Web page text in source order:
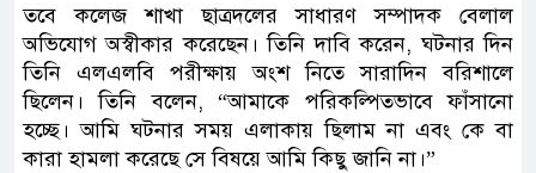
‎​তবে কলেজ শাখা ছাত্রদলের সাধারণ সম্পাদক বেলাল
অভিযোগ অস্বীকার করেছেন। তিনি দাবি করেন, ঘটনার দিন
তিনি এলএলবি পরীক্ষায় অংশ নিতে সারাদিন বরিশালে
ছিলেন। তিনি বলেন, “আমাকে পরিকল্পিতভাবে ফাঁসানো
হচ্ছে। আমি ঘটনার সময় এলাকায় ছিলাম না এবং কে বা
কারা হামলা করেছে সে বিষয়ে আমি কিছু জানি না।”